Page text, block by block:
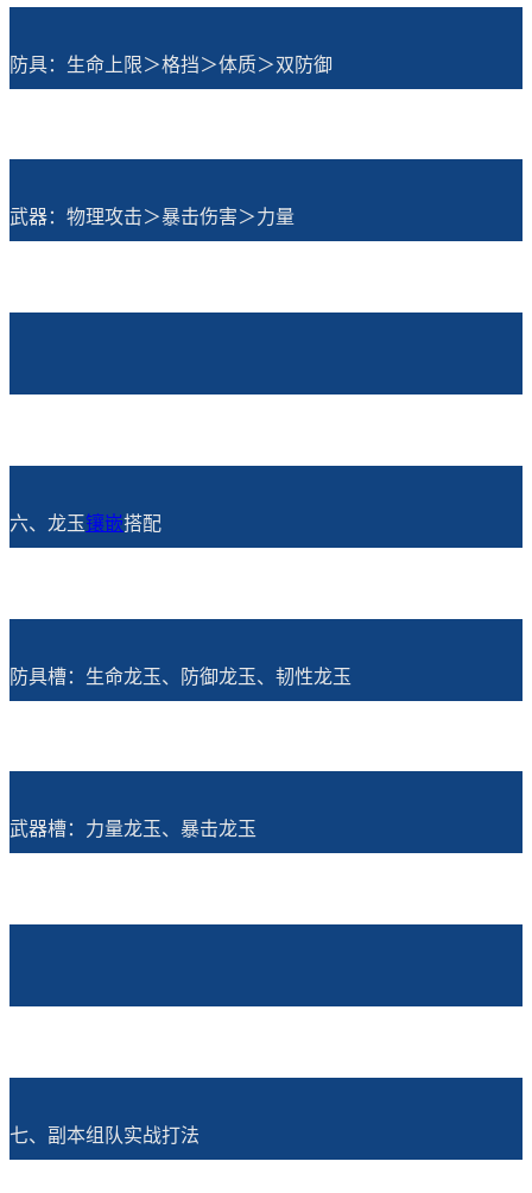
防具：生命上限＞格挡＞体质＞双防御
武器：物理攻击＞暴击伤害＞力量
六、龙玉镶嵌搭配
防具槽：生命龙玉、防御龙玉、韧性龙玉
武器槽：力量龙玉、暴击龙玉
七、副本组队实战打法